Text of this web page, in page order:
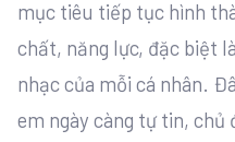
mục tiêu tiếp tục hình
chất, năng lực, đặc biệt
nhạc của mỗi cá nhân.
em ngày càng tự tin, chủ